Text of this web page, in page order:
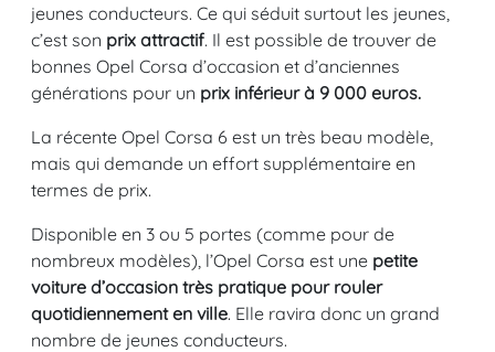
jeunes conducteurs. Ce qui séduit surtout les jeunes,
c’est son prix attractif. Il est possible de trouver de
bonnes Opel Corsa d’occasion et d’anciennes
générations pour un prix inférieur à 9 000 euros.
La récente Opel Corsa 6 est un très beau modèle,
mais qui demande un effort supplémentaire en
termes de prix.
Disponible en 3 ou 5 portes (comme pour de
nombreux modèles), l’Opel Corsa est une petite
voiture d’occasion très pratique pour rouler
quotidiennement en ville. Elle ravira donc un grand
nombre de jeunes conducteurs.